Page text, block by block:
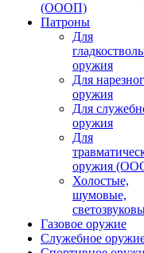
(ОООП)
Патроны
Для
оружия
Для
оружия
Для
оружия
Для
оружия
Холостые,
шумовые,
Газовое оружие
Служебное